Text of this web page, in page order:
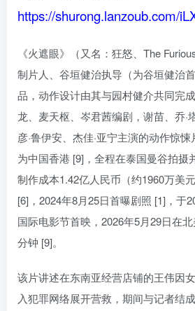
https://shurong.lanzoub.com/
《火遮眼》（又名：狂怒、The
制片人、谷垣健治执导（为谷垣健治
品，动作设计由其与园村健介共同完
龙、麦天枢、岑君茜编剧，谢苗、乔·
彦·鲁伊安、杰佳·亚宁主演的动作惊
为中国香港 [9]，全程在泰国曼谷拍摄
制作成本1.42亿人民币（约1960万美
[6]，2024年8月25日首曝剧照 [1]，于
国际电影节首映，2026年5月29日在
分钟 [9]。
该片讲述在东南亚经营店铺的王伟因
入犯罪网络展开营救，期间与记者结